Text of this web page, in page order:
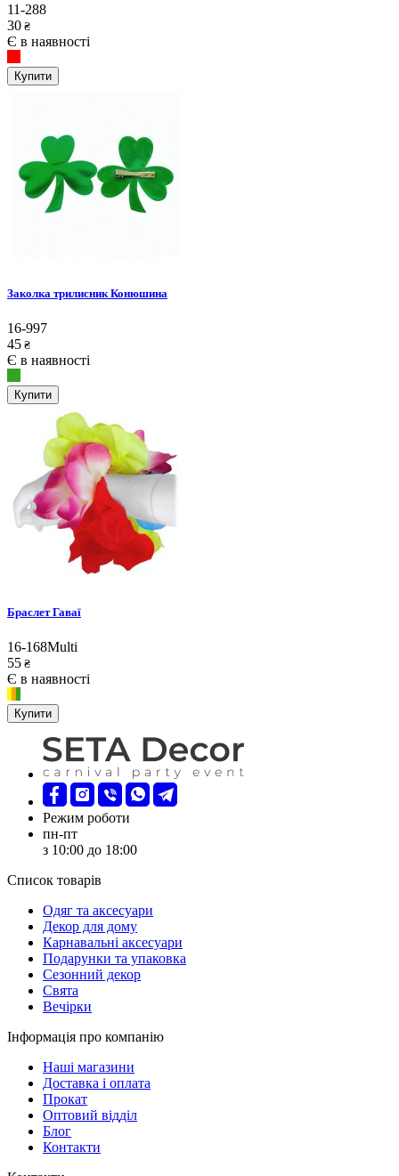
11-288
30 ₴
Є в наявності
Купити
Заколка трилисник Конюшина
16-997
45 ₴
Є в наявності
Купити
Браслет Гаваї
16-168Multi
55 ₴
Є в наявності
Купити
Режим роботи
пн-пт
з 10:00 до 18:00
Список товарів
Oдяг та аксесуари
Декор для дому
Карнавальні аксесуари
Подарунки та упаковка
Сезонний декор
Свята
Вечірки
Інформація про компанію
Наші магазини
Доставка і оплата
Прокат
Оптовий відділ
Блог
Контакти